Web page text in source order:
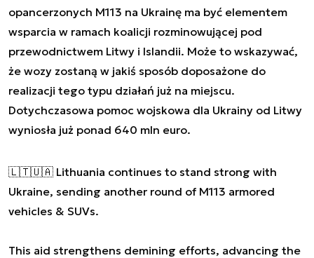
opancerzonych M113 na Ukrainę ma być elementem
wsparcia w ramach koalicji rozminowującej pod
przewodnictwem Litwy i Islandii. Może to wskazywać,
że wozy zostaną w jakiś sposób doposażone do
realizacji tego typu działań już na miejscu.
Dotychczasowa pomoc wojskowa dla Ukrainy od Litwy
wyniosła już ponad 640 mln euro.
🇱🇹🇺🇦 Lithuania continues to stand strong with
Ukraine, sending another round of M113 armored
vehicles & SUVs.
This aid strengthens demining efforts, advancing the